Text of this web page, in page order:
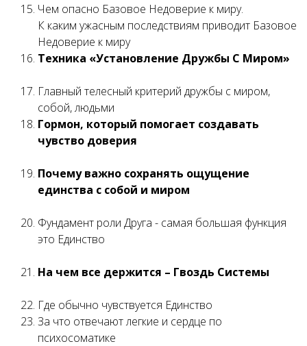
Чем опасно Базовое Недоверие к миру.
К каким ужасным последствиям приводит Базовое
Недоверие к миру
Техника «Установление Дружбы С Миром»
Главный телесный критерий дружбы с миром,
собой, людьми
Гормон, который помогает создавать
чувство доверия
Почему важно сохранять ощущение
единства с собой и миром
Фундамент роли Друга - самая большая функция
это Единство
На чем все держится – Гвоздь Системы
Где обычно чувствуется Единство
За что отвечают легкие и сердце по
психосоматике